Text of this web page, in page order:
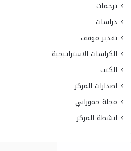
ترجمات
دراسات
تقدير موقف
الكراسات الاستراتيجية
الكتب
اصدارات المركز
مجلة حمورابي
انشطة المركز